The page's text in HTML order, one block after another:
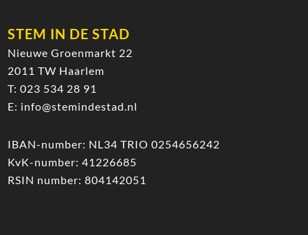
STEM IN DE STAD
Nieuwe Groenmarkt 22
2011 TW Haarlem
T:023 534 28 91
E: info@stemindestad.nl
IBAN-number: NL34 TRIO 0254656242
KvK-number: 41226685
RSIN number: 804142051